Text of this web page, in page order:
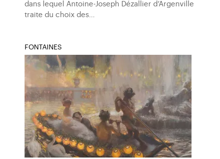
dans lequel Antoine-Joseph Dézallier d’Argenville
traite du choix des…
FONTAINES